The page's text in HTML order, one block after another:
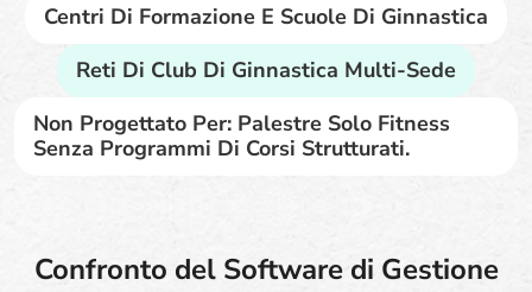
Centri Di Formazione E Scuole Di Ginnastica
Reti Di Club Di Ginnastica Multi-Sede
Non Progettato Per: Palestre Solo Fitness
Senza Programmi Di Corsi Strutturati.
Confronto del Software di Gestione